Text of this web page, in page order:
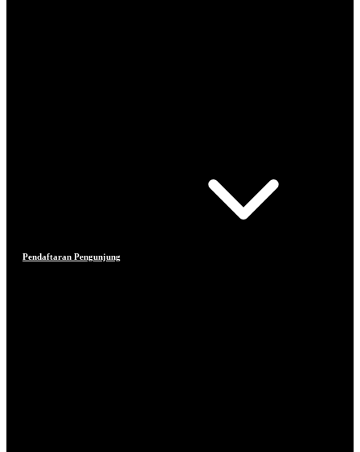
Pendaftaran Pengunjung